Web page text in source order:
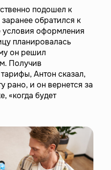
подошел к
обратился к
условия оформления
планировалась
он решил
Получив
Антон сказал,
рано, и он вернется за
«когда будет